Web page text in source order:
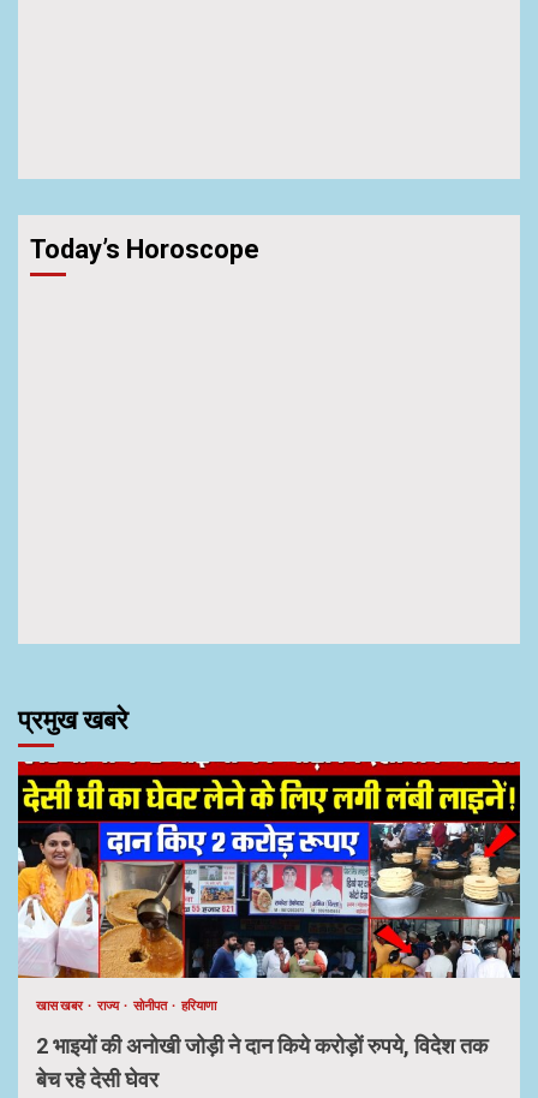
Today’s Horoscope
प्रमुख खबरे
खास खबर राज्य सोनीपत हरियाणा
2 भाइयों की अनोखी जोड़ी ने दान किये करोड़ों रुपये, विदेश तक
बेच रहे देसी घेवर